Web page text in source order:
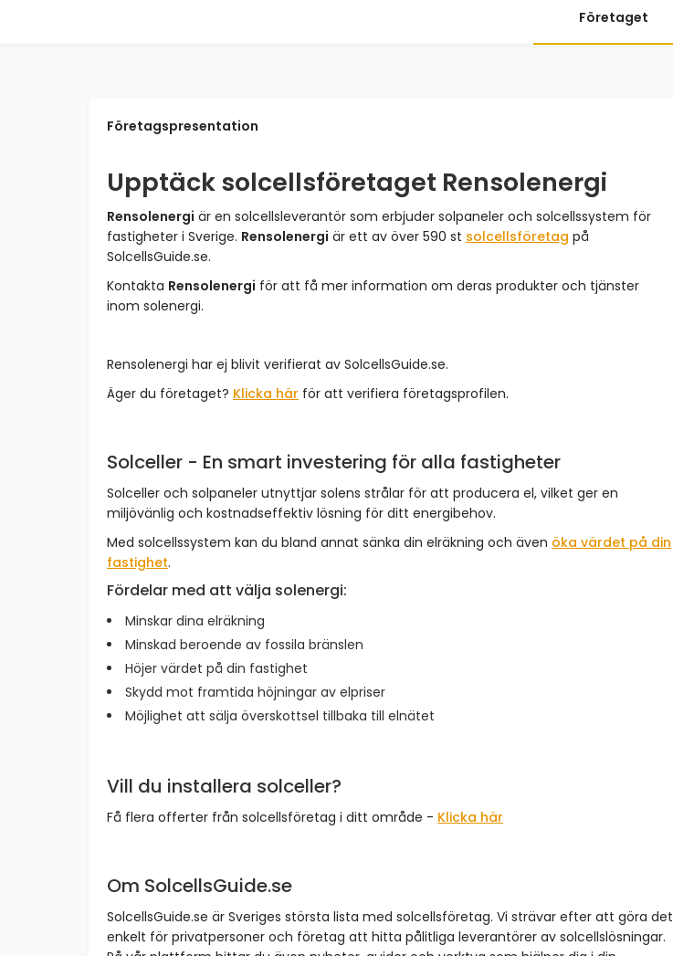
Företaget
Företagspresentation
Upptäck solcellsföretaget Rensolenergi
Rensolenergi är en solcellsleverantör som erbjuder solpaneler och solcellssystem för
fastigheter i Sverige. Rensolenergi är ett av över 590 st solcellsföretag på
SolcellsGuide.se.
Kontakta Rensolenergi för att få mer information om deras produkter och tjänster
inom solenergi.
Rensolenergi har ej blivit verifierat av SolcellsGuide.se.
Äger du företaget? Klicka här för att verifiera företagsprofilen.
Solceller - En smart investering för alla fastigheter
Solceller och solpaneler utnyttjar solens strålar för att producera el, vilket ger en
miljövänlig och kostnadseffektiv lösning för ditt energibehov.
Med solcellssystem kan du bland annat sänka din elräkning och även öka värdet på din
fastighet.
Fördelar med att välja solenergi:
Minskar dina elräkning
Minskad beroende av fossila bränslen
Höjer värdet på din fastighet
Skydd mot framtida höjningar av elpriser
Möjlighet att sälja överskottsel tillbaka till elnätet
Vill du installera solceller?
Få flera offerter från solcellsföretag i ditt område - Klicka här
Om SolcellsGuide.se
SolcellsGuide.se är Sveriges största lista med solcellsföretag. Vi strävar efter att göra det
enkelt för privatpersoner och företag att hitta pålitliga leverantörer av solcellslösningar.